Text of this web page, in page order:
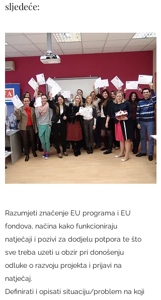
sljedeće:
Razumjeti značenje EU programa i EU
fondova, načina kako funkcioniraju
natječaji i pozivi za dodjelu potpora te što
sve treba uzeti u obzir pri donošenju
odluke o razvoju projekta i prijavi na
natječaj.
Definirati i opisati situaciju/problem na koji